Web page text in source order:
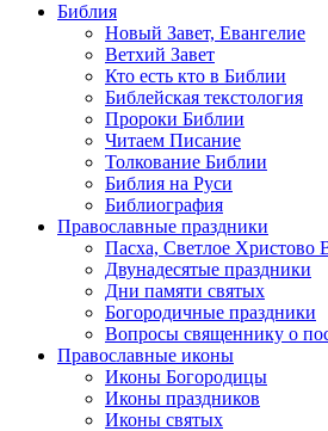
Библия
Новый Завет, Евангелие
Ветхий Завет
Кто есть кто в Библии
Библейская текстология
Пророки Библии
Читаем Писание
Толкование Библии
Библия на Руси
Библиография
Православные праздники
Пасха, Светлое Христово
Двунадесятые праздники
Дни памяти святых
Богородичные праздники
Вопросы священнику о
Православные иконы
Иконы Богородицы
Иконы праздников
Иконы святых